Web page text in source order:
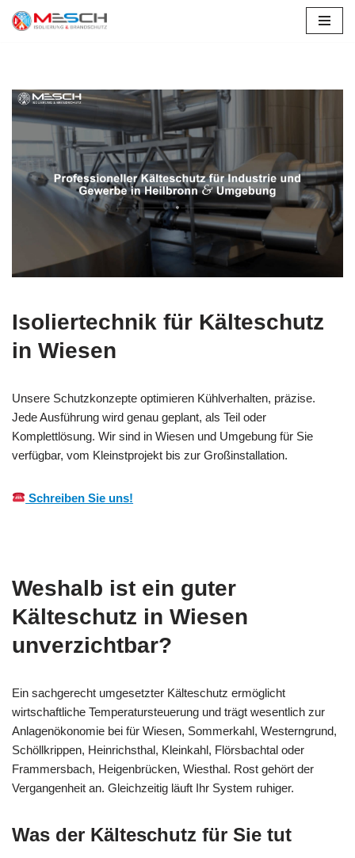
Isoliertechnik für Kälteschutz
in Wiesen
Unsere Schutzkonzepte optimieren Kühlverhalten, präzise.
Jede Ausführung wird genau geplant, als Teil oder
Komplettlösung. Wir sind in Wiesen und Umgebung für Sie
verfügbar, vom Kleinstprojekt bis zur Großinstallation.
Schreiben Sie uns!
Weshalb ist ein guter
Kälteschutz in Wiesen
unverzichtbar?
Ein sachgerecht umgesetzter Kälteschutz ermöglicht
wirtschaftliche Temperatursteuerung und trägt wesentlich zur
Anlagenökonomie bei für Wiesen, Sommerkahl, Westerngrund,
Schöllkrippen, Heinrichsthal, Kleinkahl, Flörsbachtal oder
Frammersbach, Heigenbrücken, Wiesthal. Rost gehört der
Vergangenheit an. Gleichzeitig läuft Ihr System ruhiger.
Was der Kälteschutz für Sie tut